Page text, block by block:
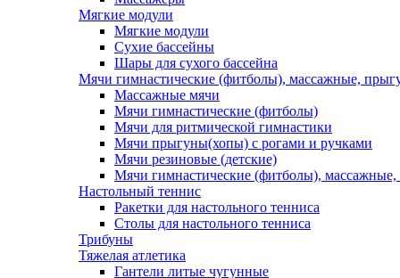
Мягкие модули
Мягкие модули
Сухие бассейны
Шары для сухого бассейна
Мячи гимнастические (фитболы), массажные,
Массажные мячи
Мячи гимнастические (фитболы)
Мячи для ритмической гимнастики
Мячи прыгуны(хопы) с рогами и ручками
Мячи резиновые (детские)
Мячи гимнастические (фитболы),
Настольный теннис
Ракетки для настольного тенниса
Столы для настольного тенниса
Трибуны
Тяжелая атлетика
Гантели литые чугунные